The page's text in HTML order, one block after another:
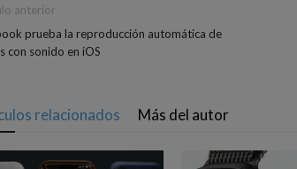
anterior
prueba la reproducción automática de
con sonido en iOS
relacionados Más del autor